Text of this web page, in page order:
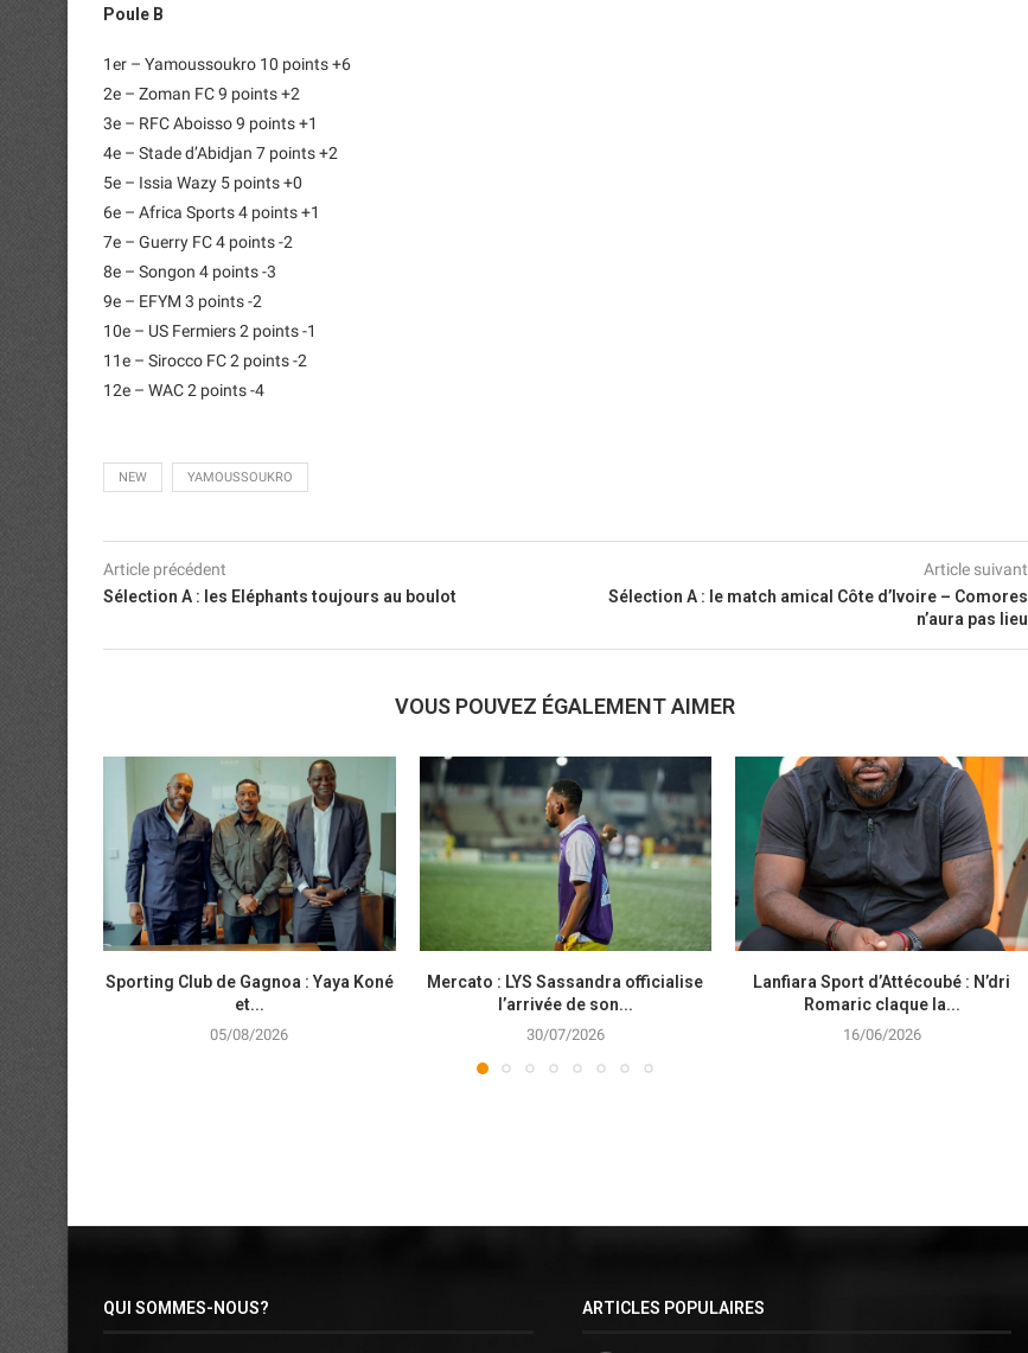
Poule B
1er – Yamoussoukro 10 points +6
2e – Zoman FC 9 points +2
3e – RFC Aboisso 9 points +1
4e – Stade d’Abidjan 7 points +2
5e – Issia Wazy 5 points +0
6e – Africa Sports 4 points +1
7e – Guerry FC 4 points -2
8e – Songon 4 points -3
9e – EFYM 3 points -2
10e – US Fermiers 2 points -1
11e – Sirocco FC 2 points -2
12e – WAC 2 points -4
NEW YAMOUSSOUKRO
Article précédent
Sélection A : les Eléphants toujours au boulot
Article suivant
Sélection A : le match amical Côte d’Ivoire – Comores
n’aura pas lieu
VOUS POUVEZ ÉGALEMENT AIMER
Sporting Club de Gagnoa : Yaya Koné
et...
05/08/2026
Mercato : LYS Sassandra officialise
l’arrivée de son...
30/07/2026
Lanfiara Sport d’Attécoubé : N’dri
Romaric claque la...
16/06/2026
QUI SOMMES-NOUS? ARTICLES POPULAIRES